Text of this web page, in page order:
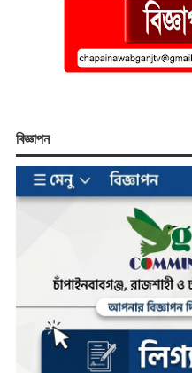
বিজ্ঞাপন